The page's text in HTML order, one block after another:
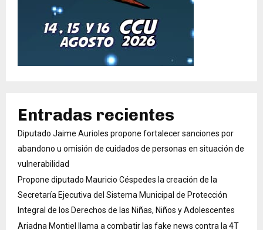
Entradas recientes
Diputado Jaime Aurioles propone fortalecer sanciones por
abandono u omisión de cuidados de personas en situación de
vulnerabilidad
Propone diputado Mauricio Céspedes la creación de la
Secretaría Ejecutiva del Sistema Municipal de Protección
Integral de los Derechos de las Niñas, Niños y Adolescentes
Ariadna Montiel llama a combatir las fake news contra la 4T